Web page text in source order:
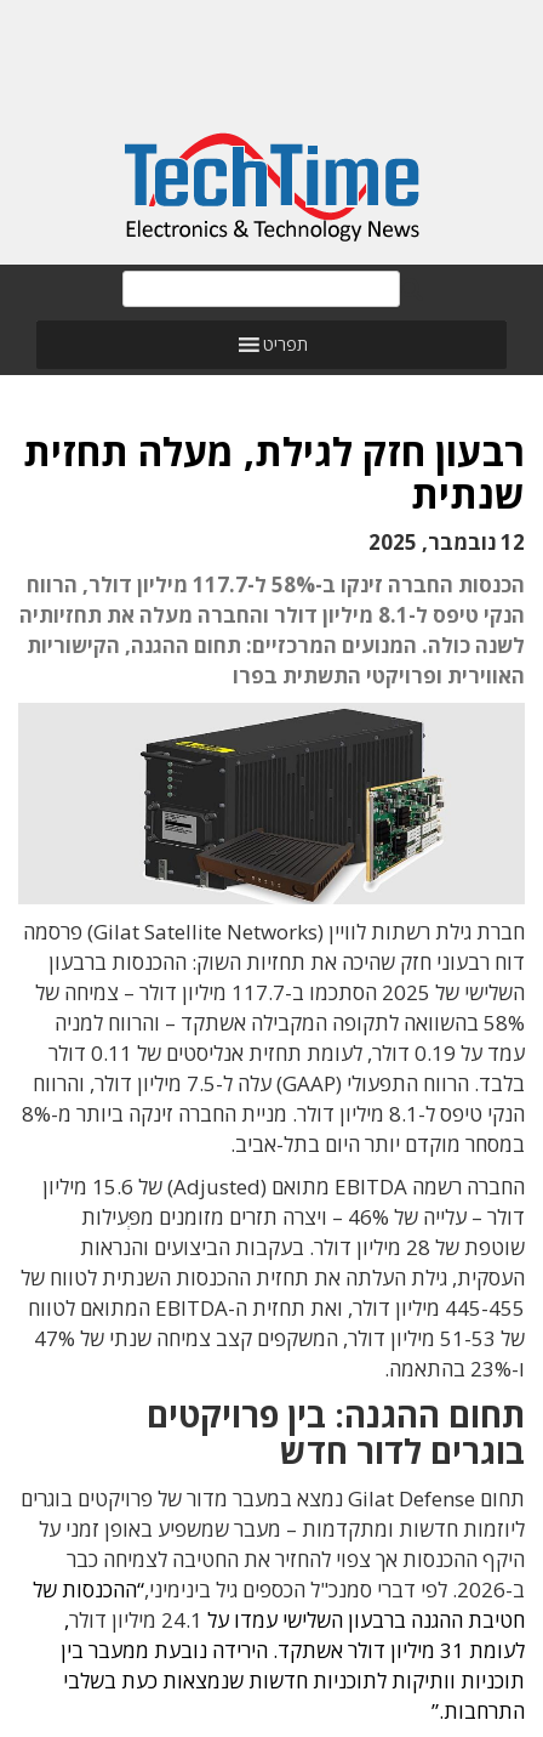
תפריט
רבעון חזק לגילת, מעלה תחזית
שנתית
12 נובמבר, 2025
הכנסות החברה זינקו ב-58% ל-117.7 מיליון דולר, הרווח
הנקי טיפס ל-8.1 מיליון דולר והחברה מעלה את תחזיותיה
לשנה כולה. המנועים המרכזיים: תחום ההגנה, הקישוריות
האווירית ופרויקטי התשתית בפרו
חברת גילת רשתות לוויין (Gilat Satellite Networks) פרסמה
דוח רבעוני חזק שהיכה את תחזיות השוק: ההכנסות ברבעון
השלישי של 2025 הסתכמו ב-117.7 מיליון דולר – צמיחה של
58% בהשוואה לתקופה המקבילה אשתקד – והרווח למניה
עמד על 0.19 דולר, לעומת תחזית אנליסטים של 0.11 דולר
בלבד. הרווח התפעולי (GAAP) עלה ל-7.5 מיליון דולר, והרווח
הנקי טיפס ל-8.1 מיליון דולר. מניית החברה זינקה ביותר מ-8%
במסחר מוקדם יותר היום בתל-אביב.
החברה רשמה EBITDA מתואם (Adjusted) של 15.6 מיליון
דולר – עלייה של 46% – ויצרה תזרים מזומנים מפְּעילות
שוטפת של 28 מיליון דולר. בעקבות הביצועים והנראות
העסקית, גילת העלתה את תחזית ההכנסות השנתית לטווח של
445-455 מיליון דולר, ואת תחזית ה-EBITDA המתואם לטווח
של 51-53 מיליון דולר, המשקפים קצב צמיחה שנתי של 47%
ו-23% בהתאמה.
תחום ההגנה: בין פרויקטים
בוגרים לדור חדש
תחום Gilat Defense נמצא במעבר מדור של פרויקטים בוגרים
ליוזמות חדשות ומתקדמות – מעבר שמשפיע באופן זמני על
היקף ההכנסות אך צפוי להחזיר את החטיבה לצמיחה כבר
ב-2026. לפי דברי סמנכ"ל הכספים גיל בינימיני,
“ההכנסות של
חטיבת ההגנה ברבעון השלישי עמדו על 24.1 מיליון דולר
,
לעומת 31 מיליון דולר אשתקד. הירידה נובעת ממעבר בין
תוכניות וותיקות לתוכניות חדשות שנמצאות כעת בשלבי
התרחבות.”